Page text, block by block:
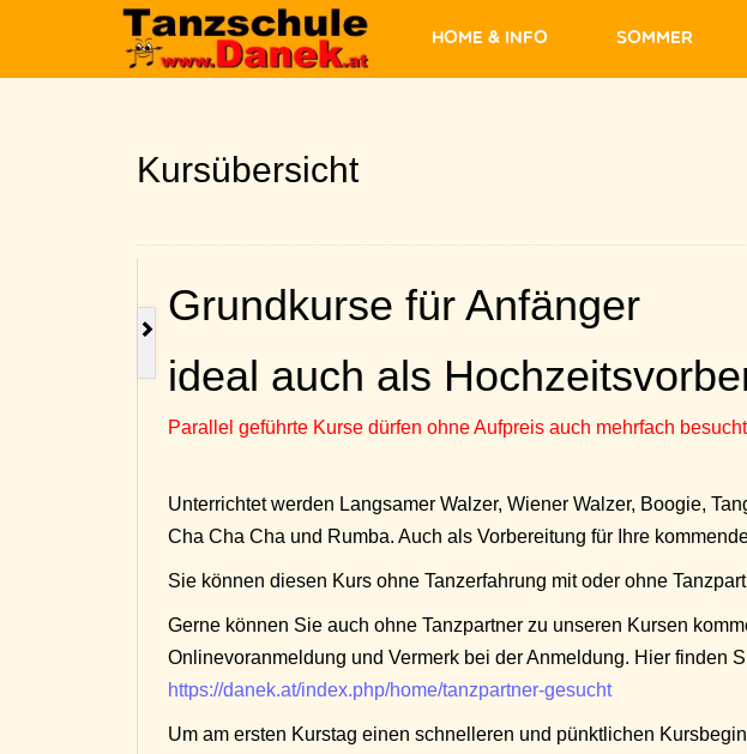
Home & Info Sommer
Kursübersicht
Grundkurse für Anfänger
ideal auch als
Parallel geführte Kurse dürfen ohne Aufpreis auch mehrfach
Unterrichtet werden Langsamer Walzer, Wiener Walzer, Boogie,
Cha Cha Cha und Rumba. Auch als Vorbereitung für Ihre
Sie können diesen Kurs ohne Tanzerfahrung mit oder ohne
Gerne können Sie auch ohne Tanzpartner zu unseren Kursen
Onlinevoranmeldung und Vermerk bei der Anmeldung. Hier finden
https://danek.at/index.php/home/tanzpartner-gesucht
Um am ersten Kurstag einen schnelleren und pünktlichen